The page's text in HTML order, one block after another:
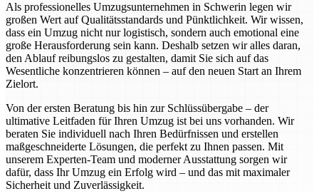
Als professionelles Umzugsunternehmen in Schwerin legen wir
großen Wert auf Qualitätsstandards und Pünktlichkeit. Wir wissen,
dass ein Umzug nicht nur logistisch, sondern auch emotional eine
große Herausforderung sein kann. Deshalb setzen wir alles daran,
den Ablauf reibungslos zu gestalten, damit Sie sich auf das
Wesentliche konzentrieren können – auf den neuen Start an Ihrem
Zielort.
Von der ersten Beratung bis hin zur Schlüssübergabe – der
ultimative Leitfaden für Ihren Umzug ist bei uns vorhanden. Wir
beraten Sie individuell nach Ihren Bedürfnissen und erstellen
maßgeschneiderte Lösungen, die perfekt zu Ihnen passen. Mit
unserem Experten-Team und moderner Ausstattung sorgen wir
dafür, dass Ihr Umzug ein Erfolg wird – und das mit maximaler
Sicherheit und Zuverlässigkeit.